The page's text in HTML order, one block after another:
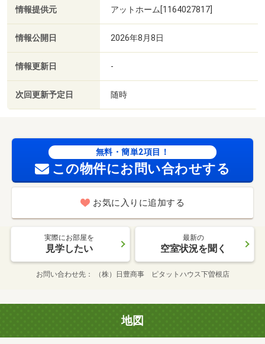
情報提供元 アットホーム[1164027817]
情報公開日 2026年8月8日
情報更新日 -
次回更新予定日 随時
無料・簡単2項目！
この物件にお問い合わせする
お気に入りに追加する
実際にお部屋を
見学したい
最新の
空室状況を聞く
お問い合わせ先 （株）日豊商事 ピタットハウス下曽根店
地図